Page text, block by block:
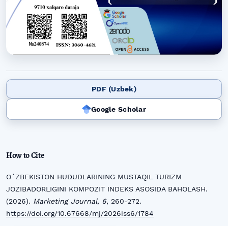
PDF (Uzbek)
Google Scholar
How to Cite
OʻZBEKISTON HUDUDLARINING MUSTAQIL TURIZM
JOZIBADORLIGINI KOMPOZIT INDEKS ASOSIDA BAHOLASH.
(2026). Marketing Journal, 6, 260-272.
https://doi.org/10.67668/mj/2026iss6/1784